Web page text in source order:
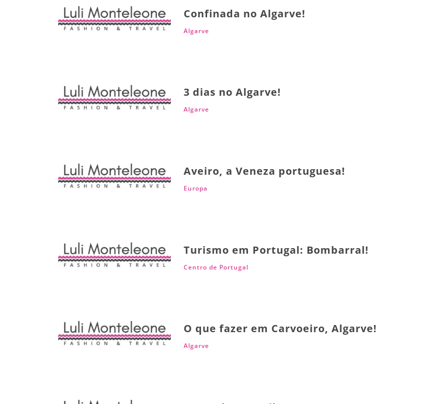
Confinada no Algarve!
Algarve
3 dias no Algarve!
Algarve
Aveiro, a Veneza portuguesa!
Europa
Turismo em Portugal: Bombarral!
Centro de Portugal
O que fazer em Carvoeiro, Algarve!
Algarve